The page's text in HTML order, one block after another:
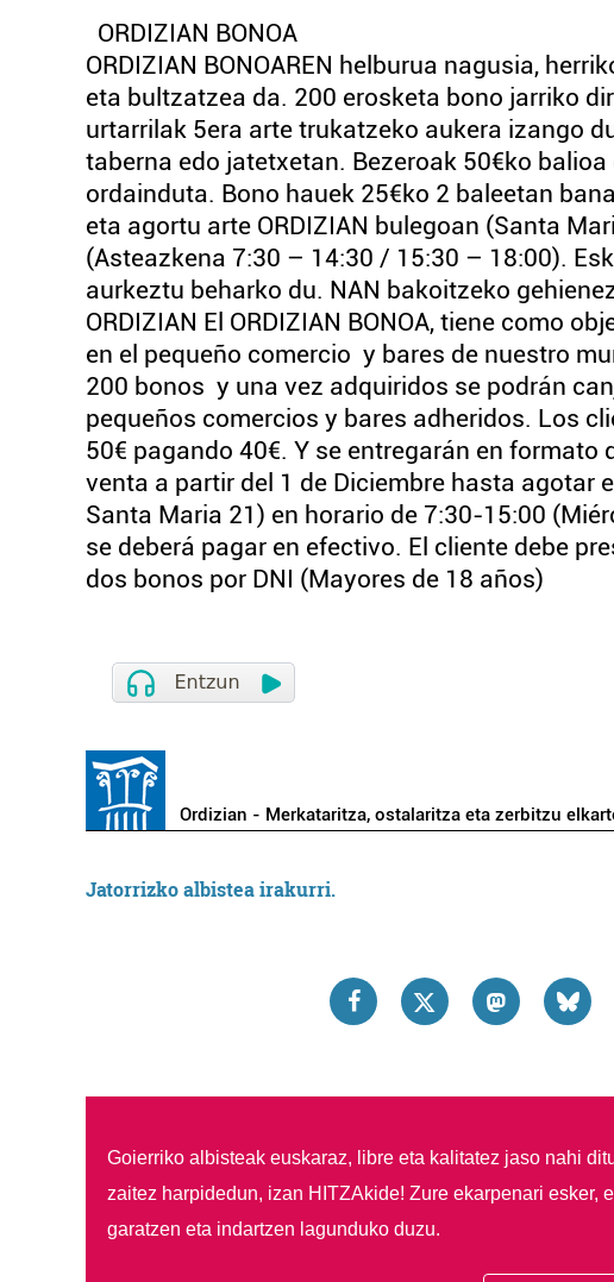
ORDIZIAN BONOA
ORDIZIAN BONOAREN helburua nagusia,
eta bultzatzea da. 200 erosketa bono jarriko
urtarrilak 5era arte trukatzeko aukera izango
taberna edo jatetxetan. Bezeroak 50€ko
ordainduta. Bono hauek 25€ko 2 baleetan
eta agortu arte ORDIZIAN bulegoan (Santa
(Asteazkena 7:30 – 14:30 / 15:30 – 18:00).
aurkeztu beharko du. NAN bakoitzeko
ORDIZIAN El ORDIZIAN BONOA, tiene como
en el pequeño comercio y bares de nuestro
200 bonos y una vez adquiridos se podrán
pequeños comercios y bares adheridos. Los
50€ pagando 40€. Y se entregarán en
venta a partir del 1 de Diciembre hasta agotar
Santa Maria 21) en horario de 7:30-15:00
se deberá pagar en efectivo. El cliente debe
dos bonos por DNI (Mayores de 18 años)
Ordizian - Merkataritza, ostalaritza eta zerbitzu
Jatorrizko albistea irakurri.
Goierriko albisteak euskaraz, libre eta kalitatez jaso nahi
zaitez harpidedun, izan HITZAkide! Zure ekarpenari esker,
garatzen eta indartzen lagunduko duzu.